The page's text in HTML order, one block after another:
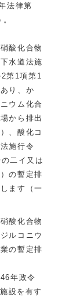
法律第
酸化合物
水道法施
第1項第1
り、か
ウム化合
から排出
、酸化コ
施行令
二イ又は
の暫定排
ます（一
酸化合物
ルコニウ
の暫定排
年政令
設を有す